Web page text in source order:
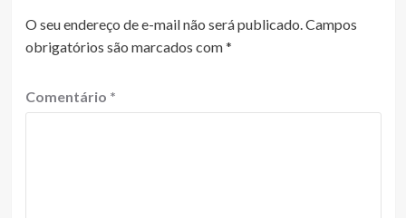
O seu endereço de e-mail não será publicado. Campos
obrigatórios são marcados com*
Comentário *